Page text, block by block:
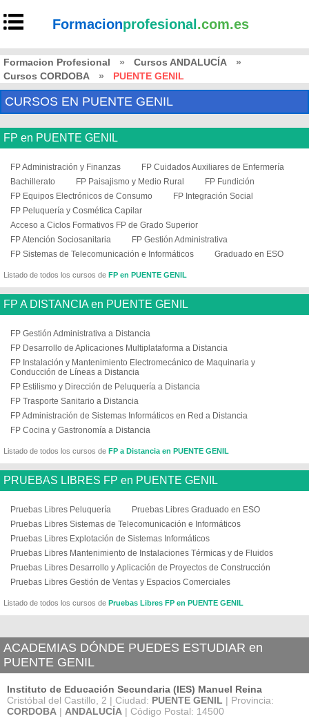
Formacionprofesional .com.es
Formacion Profesional » Cursos ANDALUCÍA
»
Cursos CORDOBA
» PUENTE GENIL
CURSOS EN PUENTE GENIL
FP en PUENTE GENIL
FP Administración y Finanzas
FP Cuidados Auxiliares de Enfermería
Bachillerato
FP Paisajismo y Medio Rural
FP Fundición
FP Equipos Electrónicos de Consumo
FP Integración Social
FP Peluquería y Cosmética Capilar
Acceso a Ciclos Formativos FP de Grado Superior
FP Atención Sociosanitaria
FP Gestión Administrativa
FP Sistemas de Telecomunicación e Informáticos
Graduado en ESO
Listado de todos los cursos de FP en PUENTE GENIL
FP A DISTANCIA en PUENTE GENIL
FP Gestión Administrativa a Distancia
FP Desarrollo de Aplicaciones Multiplataforma a Distancia
FP Instalación y Mantenimiento Electromecánico de Maquinaria y
Conducción de Líneas a Distancia
FP Estilismo y Dirección de Peluquería a Distancia
FP Trasporte Sanitario a Distancia
FP Administración de Sistemas Informáticos en Red a Distancia
FP Cocina y Gastronomía a Distancia
Listado de todos los cursos de FP a Distancia en PUENTE GENIL
PRUEBAS LIBRES FP en PUENTE GENIL
Pruebas Libres Peluquería
Pruebas Libres Graduado en ESO
Pruebas Libres Sistemas de Telecomunicación e Informáticos
Pruebas Libres Explotación de Sistemas Informáticos
Pruebas Libres Mantenimiento de Instalaciones Térmicas y de Fluidos
Pruebas Libres Desarrollo y Aplicación de Proyectos de Construcción
Pruebas Libres Gestión de Ventas y Espacios Comerciales
Listado de todos los cursos de Pruebas Libres FP en PUENTE GENIL
ACADEMIAS DÓNDE PUEDES ESTUDIAR en
PUENTE GENIL
Instituto de Educación Secundaria (IES) Manuel Reina
Cristóbal del Castillo, 2 | Ciudad: PUENTE GENIL | Provincia:
CORDOBA | ANDALUCÍA | Código Postal: 14500